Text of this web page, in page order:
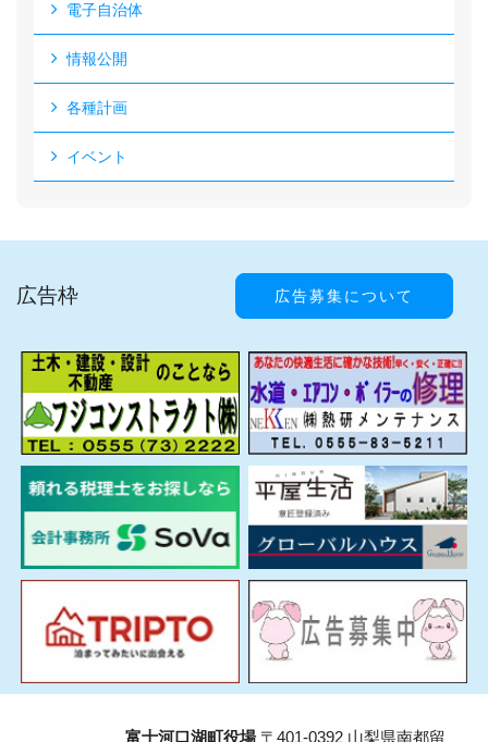
電子自治体
情報公開
各種計画
イベント
広告枠 広告募集について
富士河口湖町役場〒401-0392 山梨県南都留